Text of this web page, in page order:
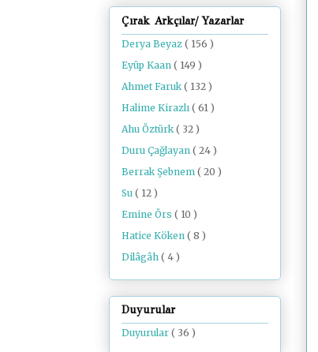
Çırak Arkçılar/ Yazarlar
Derya Beyaz ( 156 )
Eyüp Kaan ( 149 )
Ahmet Faruk ( 132 )
Halime Kirazlı ( 61 )
Ahu Öztürk ( 32 )
Duru Çağlayan ( 24 )
Berrak Şebnem ( 20 )
Su ( 12 )
Emine Örs ( 10 )
Hatice Köken ( 8 )
Dilâgâh ( 4 )
Duyurular
Duyurular ( 36 )